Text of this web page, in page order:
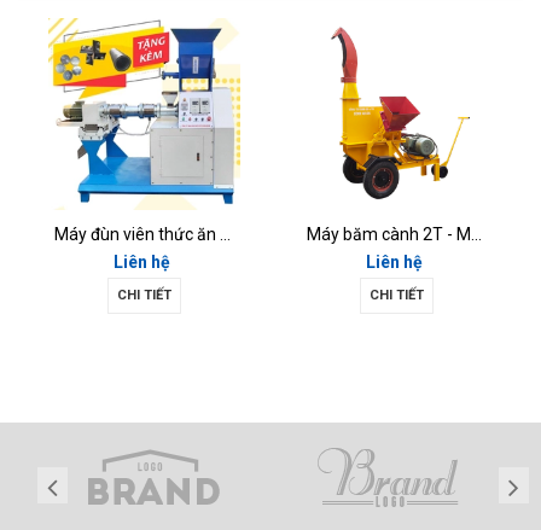
Liên hệ
CHI TIẾT
Liên hệ
CHI TIẾT